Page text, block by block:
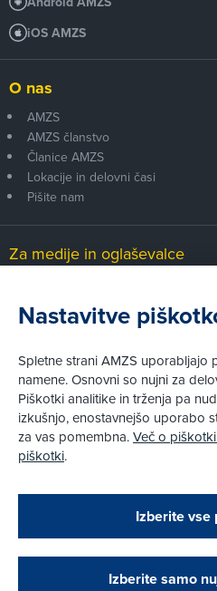
Podarjamo vam
Obstoječi in novi
opravili
vrednostno darilno
iOS AMZS
O nas
AMZS
AMZS članstvo
Članice AMZS
Lokacije in delovni časi
Pišite nam
Za medije in oglaševalce
Piškotki
Politika zasebnosti
Informacije o obdelavi osebnih
Pravno obvestilo
Izvensodno reševanje
Cenik članstva AMZS
Pri spletni včlanitvi so podprta naslednja
Nastavitve
Spletne strani AMZS uporabljajo
namene. Osnovni so nujni za
Piškotki analitike in trženja pa
izkušnjo, enostavnejšo uporabo
za vas pomembna.Več o
piškotki.
Izberite vse
Izberite samo